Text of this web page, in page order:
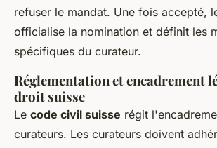
refuser le mandat. Une fois accepté,
officialise la nomination et définit les
spécifiques du curateur.
Réglementation et encadrement
droit suisse
Le code civil suisse régit
curateurs. Les curateurs doivent